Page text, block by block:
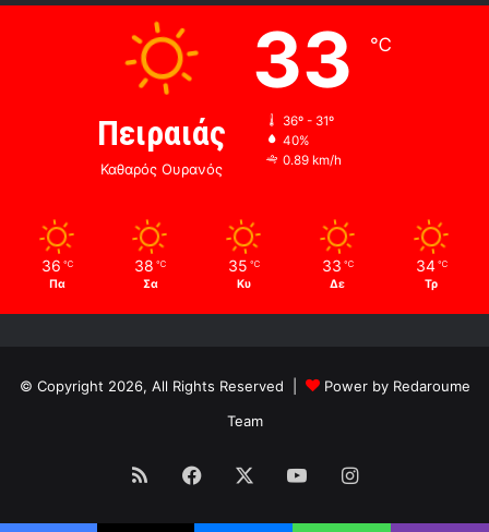
Πειραιάς
Καθαρός Ουρανός
33 ℃
36º - 31º
40%
0.89 km/h
36 ℃
Πα
38 ℃
Σα
35 ℃
Κυ
33 ℃
Δε
34 ℃
Τρ
© Copyright 2026, All Rights Reserved |
Power by Redaroume
Team
RSS Facebook YouTubeInstagram